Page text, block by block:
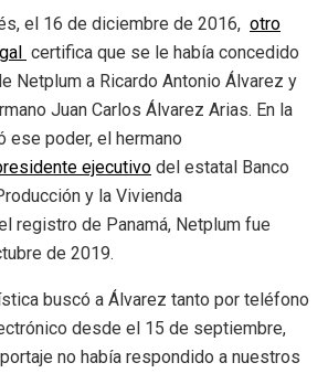
el 16 de diciembre de 2016, otro
certifica que se le había concedido
Netplum a Ricardo Antonio Álvarez y
Juan Carlos Álvarez Arias. En la
ese poder, el hermano
ejecutivo del estatal Banco
y la Vivienda
registro de Panamá, Netplum fue
de 2019.
buscó a Álvarez tanto por teléfono
desde el 15 de septiembre,
no había respondido a nuestros